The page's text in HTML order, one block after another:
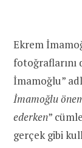
Ekrem
fotoğraflarını
İmamoğlu”
İmamoğlu
ederken”
gerçek gibi